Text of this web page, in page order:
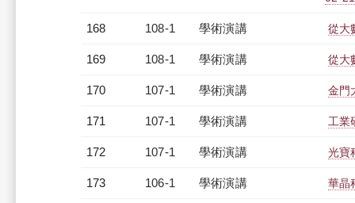
168 108-1 學術演講 從大
169 108-1 學術演講 從大
170 107-1 學術演講 金門
171 107-1 學術演講 工業
172 107-1 學術演講 光寶
173 106-1 學術演講 華晶